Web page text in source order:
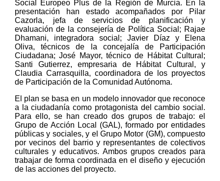
Social Europeo Plus de la Región de Murcia. En la
presentación han estado acompañados por Pilar
Cazorla, jefa de servicios de planificación y
evaluación de la consejería de Política Social; Rajae
Dhamani, integradora social; Javier Díaz y Elena
Oliva, técnicos de la concejalía de Participación
Ciudadana; José Mayor, técnico de Hábitat Cultural;
Santi Gutierrez, empresaria de Hábitat Cultural, y
Claudia Carrasquilla, coordinadora de los proyectos
de Participación de la Comunidad Autónoma.
El plan se basa en un modelo innovador que reconoce
a la ciudadanía como protagonista del cambio social.
Para ello, se han creado dos grupos de trabajo: el
Grupo de Acción Local (GAL), formado por entidades
públicas y sociales, y el Grupo Motor (GM), compuesto
por vecinos del barrio y representantes de colectivos
culturales y educativos. Ambos grupos creados para
trabajar de forma coordinada en el diseño y ejecución
de las acciones del proyecto.